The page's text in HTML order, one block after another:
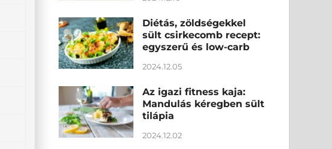
Diétás, zöldségekkel
sült csirkecomb recept:
egyszerű és low-carb
2024.12.05
Az igazi fitness kaja:
Mandulás kéregben sült
tilápia
2024.12.02